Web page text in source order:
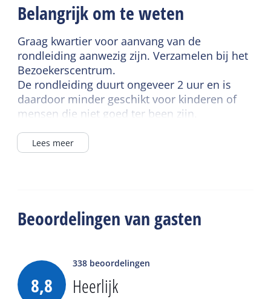
Belangrijk om te weten
Graag kwartier voor aanvang van de
rondleiding aanwezig zijn. Verzamelen bij het
Bezoekerscentrum.
De rondleiding duurt ongeveer 2 uur en is
daardoor minder geschikt voor kinderen of
mensen die niet goed ter been zijn.
Lees meer
Beoordelingen van gasten
8,8
338 beoordelingen
Heerlijk